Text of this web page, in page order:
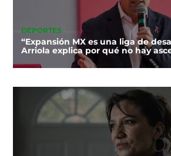
DEPORTES
“Expansión MX es una liga de
Arriola explica por qué no hay